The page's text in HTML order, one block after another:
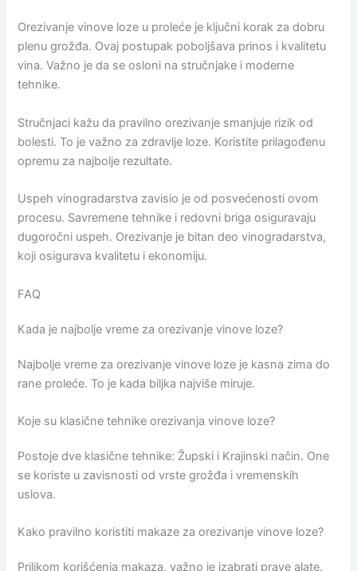
Orezivanje vinove loze u proleće je ključni korak za dobru
plenu grožđa. Ovaj postupak poboljšava prinos i kvalitetu
vina. Važno je da se osloni na stručnjake i moderne
tehnike.
Stručnjaci kažu da pravilno orezivanje smanjuje rizik od
bolesti. To je važno za zdravlje loze. Koristite prilagođenu
opremu za najbolje rezultate.
Uspeh vinogradarstva zavisio je od posvećenosti ovom
procesu. Savremene tehnike i redovni briga osiguravaju
dugoročni uspeh. Orezivanje je bitan deo vinogradarstva,
koji osigurava kvalitetu i ekonomiju.
FAQ
Kada je najbolje vreme za orezivanje vinove loze?
Najbolje vreme za orezivanje vinove loze je kasna zima do
rane proleće. To je kada biljka najviše miruje.
Koje su klasične tehnike orezivanja vinove loze?
Postoje dve klasične tehnike: Župski i Krajinski način. One
se koriste u zavisnosti od vrste grožđa i vremenskih
uslova.
Kako pravilno koristiti makaze za orezivanje vinove loze?
Prilikom korišćenja makaza, važno je izabrati prave alate.